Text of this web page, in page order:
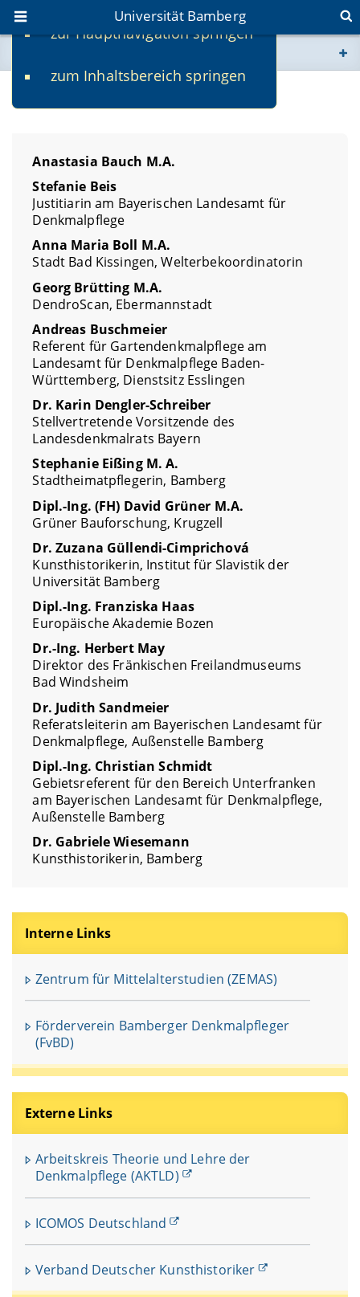
zur Hauptnavigation springen
zum Inhaltsbereich springen
Universität Bamberg
www.uni-bamberg.de
fis.uni-bamberg.de
Interne Links
Zentrum für Mittelalterstudien (ZEMAS)
Förderverein Bamberger Denkmalpfleger
(FvBD)
Externe Links
Arbeitskreis Theorie und Lehre der
Denkmalpflege (AKTLD)
ICOMOS Deutschland
Verband Deutscher Kunsthistoriker
Lehrbeauftragte
Anastasia Bauch M.A.
Stefanie Beis
Justitiarin am Bayerischen Landesamt für
Denkmalpflege
Anna Maria Boll M.A.
Stadt Bad Kissingen, Welterbekoordinatorin
Georg Brütting M.A.
DendroScan, Ebermannstadt
Andreas Buschmeier
Referent für Gartendenkmalpflege am
Landesamt für Denkmalpflege Baden-
Württemberg, Dienstsitz Esslingen
Dr. Karin Dengler-Schreiber
Stellvertretende Vorsitzende des
Landesdenkmalrats Bayern
Stephanie Eißing M. A.
Stadtheimatpflegerin, Bamberg
Dipl.-Ing. (FH) David Grüner M.A.
Grüner Bauforschung, Krugzell
Dr. Zuzana Güllendi-Cimprichová
Kunsthistorikerin, Institut für Slavistik der
Universität Bamberg
Dipl.-Ing. Franziska Haas
Europäische Akademie Bozen
Dr.-Ing. Herbert May
Direktor des Fränkischen Freilandmuseums
Bad Windsheim
Dr. Judith Sandmeier
Referatsleiterin am Bayerischen Landesamt für
Denkmalpflege, Außenstelle Bamberg
Dipl.-Ing. Christian Schmidt
Gebietsreferent für den Bereich Unterfranken
am Bayerischen Landesamt für Denkmalpflege,
Außenstelle Bamberg
Dr. Gabriele Wiesemann
Kunsthistorikerin, Bamberg